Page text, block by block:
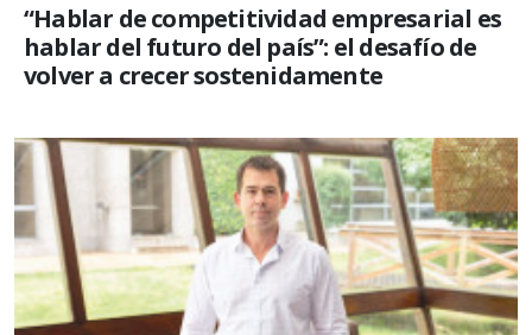
“Hablar de competitividad empresarial es
hablar del futuro del país”: el desafío de
volver a crecer sostenidamente